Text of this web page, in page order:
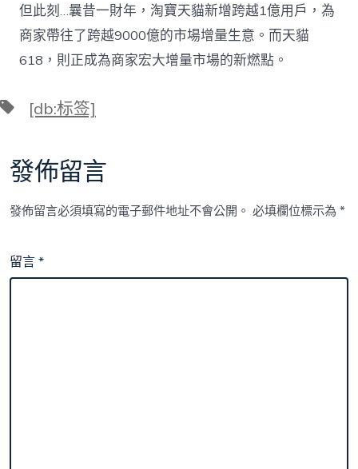
但此刻…曩昔一財年，淘寶天貓新增跨越1億用戶，為
商家帶往了跨越9000億的市場增量生意。而天貓
618，則正成為商家宏大增量市場的新燃點。
標 [db:标签]
發佈留言
發佈留言必須填寫的電子郵件地址不會公開。 必填欄位標示為*
留言*